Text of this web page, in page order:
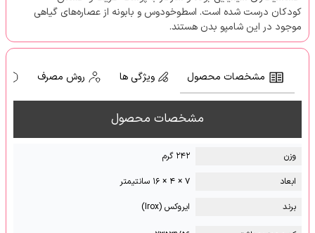
کودکان درست شده است. اسطوخودوس و بابونه از عصاره‌های گیاهی
موجود در این شامپو بدن هستند.
مشخصات محصول ویژگی ها روش مصرف
مشخصات محصول
وزن
۲۴۲ گرم
ابعاد
۷ × ۴ × ۱۶ سانتیمتر
برند
ایروکس (Irox)